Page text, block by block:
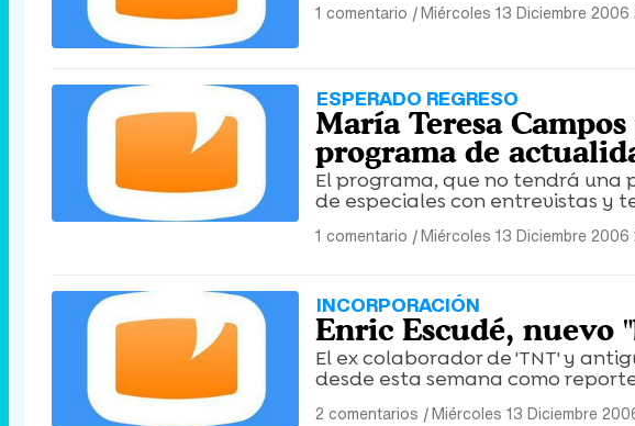
1 comentario |Miércoles 13 Diciembre 2006
ESPERADO REGRESO
María Teresa
programa de
El programa, que no tendrá una
de especiales con entrevistas y
1 comentario |Miércoles 13 Diciembre 2006
INCORPORACIÓN
Enric Escudé, nuevo
El ex colaborador de 'TNT' y
desde esta semana como
2 comentarios |Miércoles 13 Diciembre